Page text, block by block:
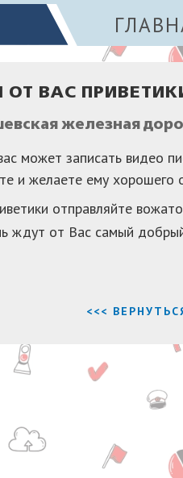
ВАС
железная
может записать видео
и желаете ему хорошего
отправляйте
ждут от Вас самый
<<<